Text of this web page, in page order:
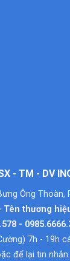
- TM - DV
Ông Thoàn,
Tên thương
-
7h - 19h
để lại tin nhắn.